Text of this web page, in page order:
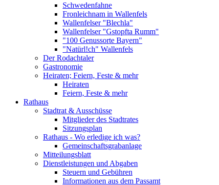
Schwedenfahne
Fronleichnam in Wallenfels
Wallenfelser "Blechla"
Wallenfelser "Gstopfta Rumm"
"100 Genussorte Bayern"
"Natürl!ch" Wallenfels
Der Rodachtaler
Gastronomie
Heiraten; Feiern, Feste & mehr
Heiraten
Feiern, Feste & mehr
Rathaus
Stadtrat & Ausschüsse
Mitglieder des Stadtrates
Sitzungsplan
Rathaus - Wo erledige ich was?
Gemeinschaftsgrabanlage
Mitteilungsblatt
Dienstleistungen und Abgaben
Steuern und Gebühren
Informationen aus dem Passamt